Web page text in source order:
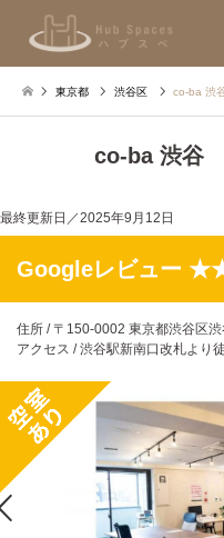
東京都 渋谷区 co-ba 渋
co-ba 渋谷
最終更新日／2025年9月12日
Googleレビュー
住所 / 〒150-0002 東京都渋谷区
アクセス / 渋谷駅新南口改札より